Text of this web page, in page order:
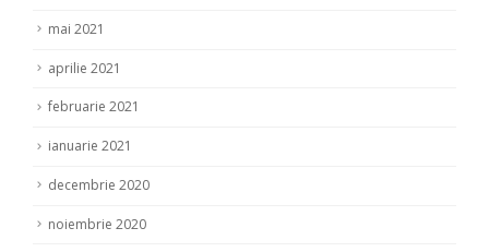
mai 2021
aprilie 2021
februarie 2021
ianuarie 2021
decembrie 2020
noiembrie 2020